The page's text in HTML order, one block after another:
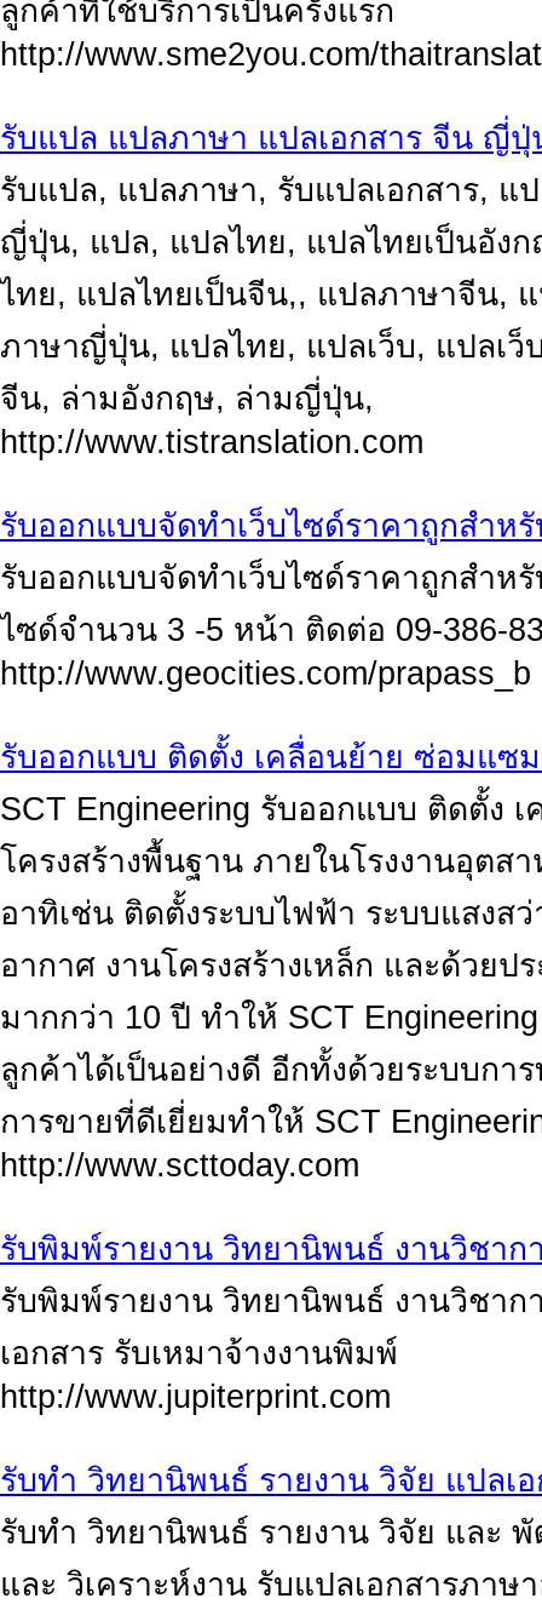
ลูกค้าที่ใช้บริการเป็นครั้งแรก
http://www.sme2you.com/
รับแปล แปลภาษา แปลเอกสาร จีน ญี่
รับแปล, แปลภาษา, รับแปลเอกสาร, แ
ญี่ปุ่น, แปล, แปลไทย, แปลไทยเป็นอัง
ไทย, แปลไทยเป็นจีน,, แปลภาษาจีน,
ภาษาญี่ปุ่น, แปลไทย, แปลเว็บ, แปลเ
จีน, ล่ามอังกฤษ, ล่ามญี่ปุ่น,
http://www.tistranslation.com
รับออกแบบจัดทำเว็บไซด์ราคาถูกสำห
รับออกแบบจัดทำเว็บไซด์ราคาถูกสำห
ไซด์จำนวน 3 -5 หน้า ติดต่อ 09-386-
http://www.geocities.com/prapass_b
รับออกแบบ ติดตั้ง เคลื่อนย้าย ซ่อมแซม
SCT Engineering รับออกแบบ ติดตั้ง
โครงสร้างพื้นฐาน ภายในโรงงานอุตส
อาทิเช่น ติดตั้งระบบไฟฟ้า ระบบแสงส
อากาศ งานโครงสร้างเหล็ก และด้วย
มากกว่า 10 ปี ทำให้ SCT
ลูกค้าได้เป็นอย่างดี อีกทั้งด้วยระบบกา
การขายที่ดีเยี่ยมทำให้ SCT
http://www.scttoday.com
รับพิมพ์รายงาน วิทยานิพนธ์ งานวิชาก
รับพิมพ์รายงาน วิทยานิพนธ์ งานวิชาก
เอกสาร รับเหมาจ้างงานพิมพ์
http://www.jupiterprint.com
รับทำ วิทยานิพนธ์ รายงาน วิจัย แปลเอ
รับทำ วิทยานิพนธ์ รายงาน วิจัย และ
และ วิเคราะห์งาน รับแปลเอกสารภา